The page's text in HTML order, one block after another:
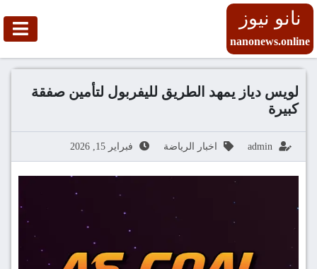
نانو نيوز
nanonews.online
لويس دياز يمهد الطريق لليفربول لتأمين صفقة
كبيرة
admin اخبار الرياضة فبراير 15, 2026